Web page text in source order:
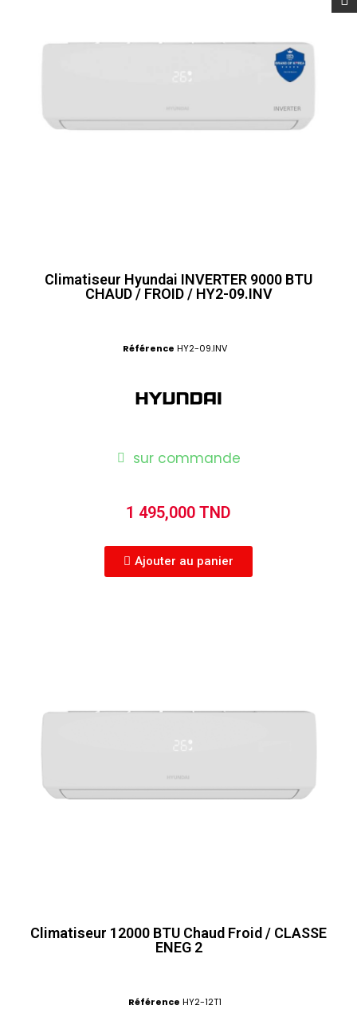
Climatiseur Hyundai INVERTER 9000 BTU
CHAUD / FROID / HY2-09.INV
Référence HY2-09.INV
sur commande
1 495,000 TND
Ajouter au panier
Climatiseur 12000 BTU Chaud Froid / CLASSE
ENEG 2
Référence HY2-12T1